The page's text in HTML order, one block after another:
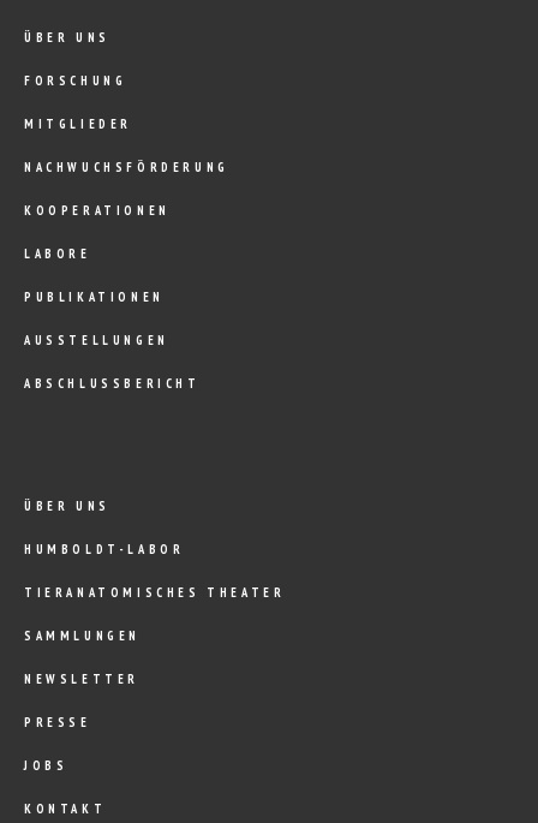
ÜBER UNS
FORSCHUNG
MITGLIEDER
NACHWUCHSFÖRDERUNG
KOOPERATIONEN
LABORE
PUBLIKATIONEN
AUSSTELLUNGEN
ABSCHLUSSBERICHT
ÜBER UNS
HUMBOLDT-LABOR
TIERANATOMISCHES THEATER
SAMMLUNGEN
NEWSLETTER
PRESSE
JOBS
KONTAKT